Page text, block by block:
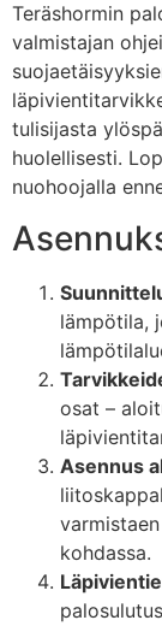
Teräshormin
valmistajan
tulisijasta
huolellisesti.
nuohoojalla
lämpötila,
osat –
Asennus
kohdassa.